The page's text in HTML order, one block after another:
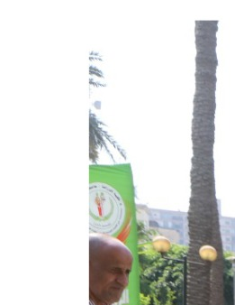
الإدارة
كلمة عميد الكلية
رؤساء الأقسام العلمية
الهيكل التنظيمى
نبذة تاريخية
تاريخ الكلية
الإدارة الحالية
الخطة الإستراتجية و التنفيذية
ميثاق الأخلاقيات
بحوث فى حقوق الملكية الفكرية